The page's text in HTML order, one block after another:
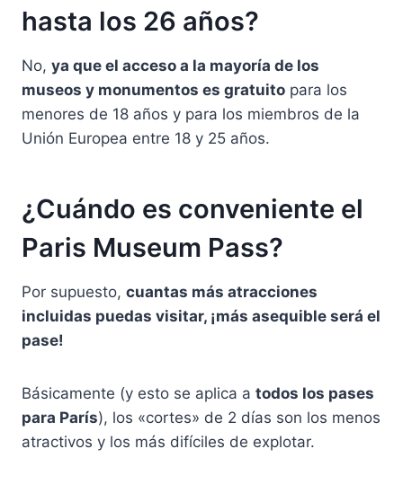
hasta los 26 años?
No, ya que el acceso a la mayoría de los
museos y monumentos es gratuito para los
menores de 18 años y para los miembros de la
Unión Europea entre 18 y 25 años.
¿Cuándo es conveniente el
Paris Museum Pass?
Por supuesto, cuantas más atracciones
incluidas puedas visitar, ¡más asequible será el
pase!
Básicamente (y esto se aplica a todos los pases
para París), los «cortes» de 2 días son los menos
atractivos y los más difíciles de explotar.